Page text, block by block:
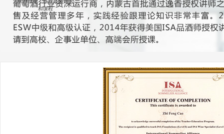
关注微信，获取最新知识
和课程